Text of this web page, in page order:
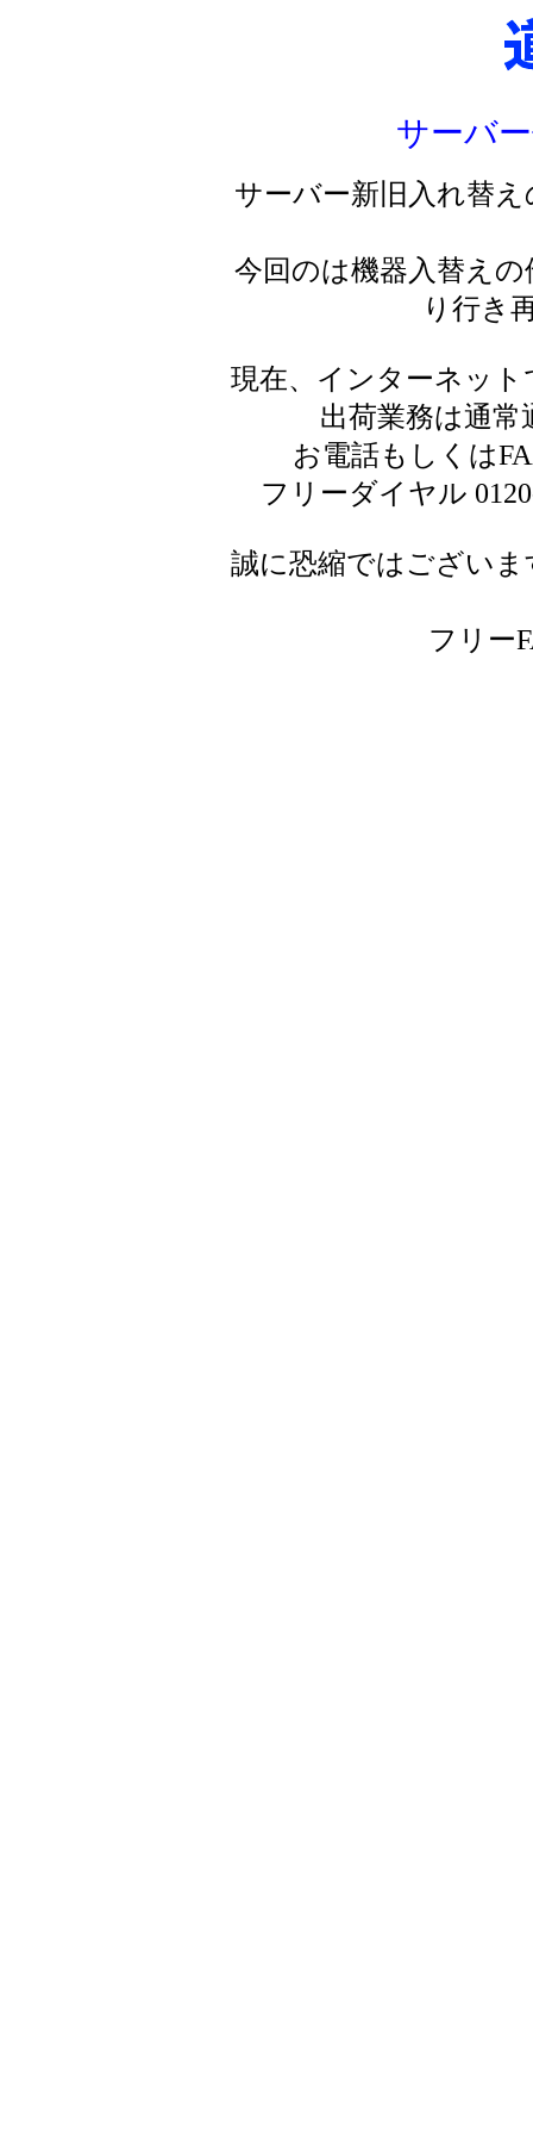
サーバ
サーバー新旧入れ替
今回のは機器入替え
り行き
現在、インターネッ
出荷業務は通
お電話もしくは
フリーダイヤル
誠に恐縮ではござい
フリー